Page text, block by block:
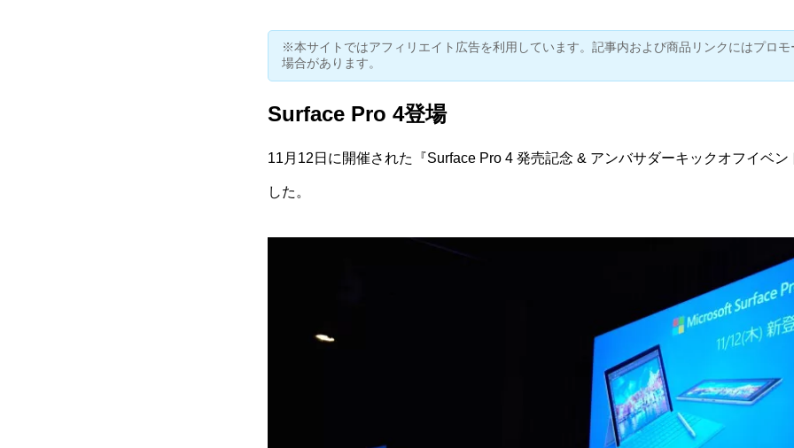
※本サイトではアフィリエイト広告を利用しています。記事内および商品リンクにはプロ
場合があります。
Surface Pro 4登場
11月12日に開催された『Surface Pro 4 発売記念 & アンバサダーキックオフイベ
した。